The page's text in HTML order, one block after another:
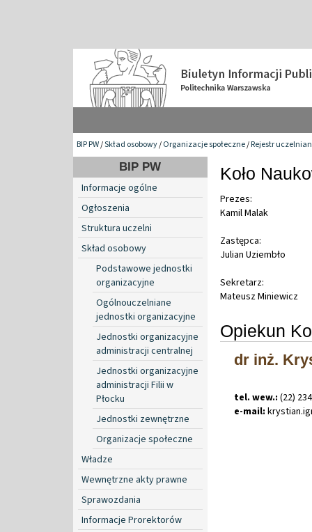
BIP PW/Skład osobowy/Organizacje społeczne/Rejestr
BIP PW
Informacje ogólne
Ogłoszenia
Struktura uczelni
Skład osobowy
Podstawowe jednostki
organizacyjne
Ogólnouczelniane
jednostki organizacyjne
Jednostki organizacyjne
administracji centralnej
Jednostki organizacyjne
administracji Filii w
Płocku
Jednostki zewnętrzne
Organizacje społeczne
Władze
Wewnętrzne akty prawne
Sprawozdania
Informacje Prorektorów
Koło
Prezes:
Kamil Malak
Zastępca:
Julian Uziembło
Sekretarz:
Mateusz Miniewicz
Opiekun
dr inż.
tel. wew.: (22)
e-mail: krystian.